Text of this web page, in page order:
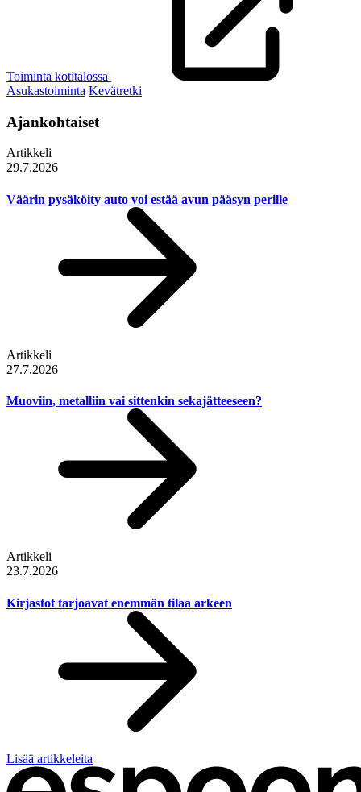
Toiminta kotitalossa
Asukastoiminta Kevätretki
Ajankohtaiset
Artikkeli
29.7.2026
Väärin pysäköity auto voi estää avun pääsyn perille
Artikkeli
27.7.2026
Muoviin, metalliin vai sittenkin sekajätteeseen?
Artikkeli
23.7.2026
Kirjastot tarjoavat enemmän tilaa arkeen
Lisää artikkeleita